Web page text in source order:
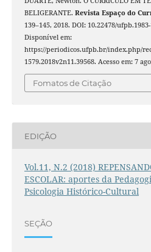
BELIGERANTE. Revista Espaço do
139–145, 2018. DOI: 10.22478/
Disponível em:
https://periodicos.ufpb.br/index.php/
1579.2018v2n11.39568. Acesso em: 7
Fomatos de Citação
EDIÇÃO
Vol.11, N.2 (2018)
ESCOLAR: aportes da
Psicologia Histórico-Cultural
SEÇÃO